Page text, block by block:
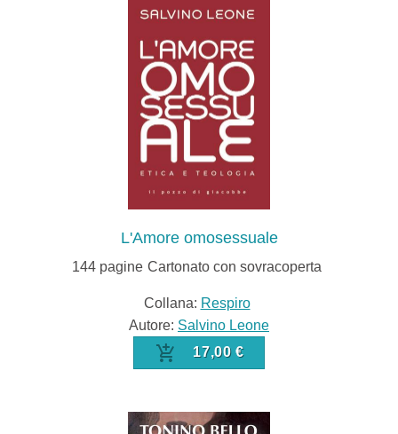
L'Amore omosessuale
144 pagine Cartonato con sovracoperta
Collana: Respiro
Autore: Salvino Leone
17,00 €